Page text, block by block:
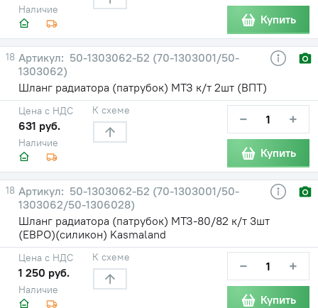
Наличие
Купить
18
50-1303062-Б2 (70-1303001/50-
1303062)
Шланг радиатора (патрубок) МТЗ к/т 2шт (ВПТ)
Наличие
Цена с НДС
631 руб.
К схеме − +
Купить
18
50-1303062-Б2 (70-1303001/50-
1303062/50-1306028)
Шланг радиатора (патрубок) МТЗ-80/82 к/т 3шт
(ЕВРО)(силикон) Kasmaland
Наличие
Цена с НДС
1 250 руб.
К схеме − +
Купить